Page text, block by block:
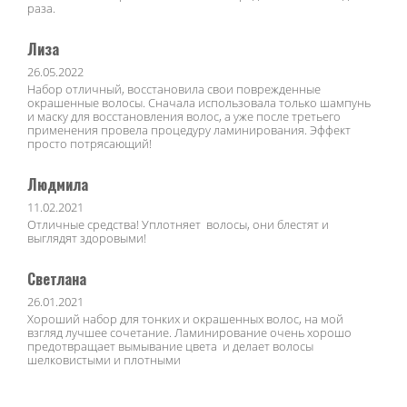
раза.
Лиза
26.05.2022
Набор отличный, восстановила свои поврежденные
окрашенные волосы. Сначала использовала только шампунь
и маску для восстановления волос, а уже после третьего
применения провела процедуру ламинирования. Эффект
просто потрясающий!
Людмила
11.02.2021
Отличные средства! Уплотняет волосы, они блестят и
выглядят здоровыми!
Светлана
26.01.2021
Хороший набор для тонких и окрашенных волос, на мой
взгляд лучшее сочетание. Ламинирование очень хорошо
предотвращает вымывание цвета и делает волосы
шелковистыми и плотными